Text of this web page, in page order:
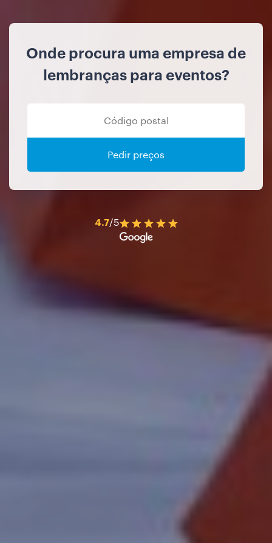
Onde procura uma empresa de
lembranças para eventos?
Pedir preços
4.7/5